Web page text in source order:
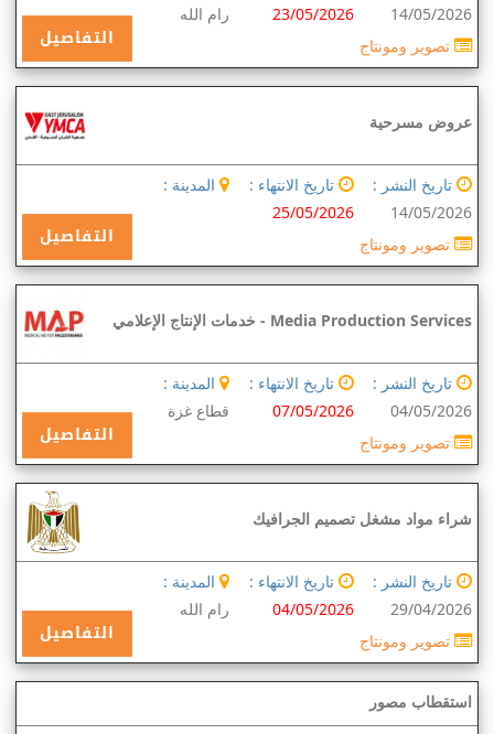
14/05/2026
23/05/2026
رام الله
التفاصيل تصوير ومونتاج
عروض مسرحية
تاريخ النشر :
14/05/2026
تاريخ الانتهاء :
25/05/2026
المدينة :
التفاصيل تصوير ومونتاج
Media Production Services - خدمات الإنتاج الإعلامي
تاريخ النشر :
04/05/2026
تاريخ الانتهاء :
07/05/2026
المدينة :
قطاع غزة
التفاصيل تصوير ومونتاج
شراء مواد مشغل تصميم الجرافيك
تاريخ النشر :
29/04/2026
تاريخ الانتهاء :
04/05/2026
المدينة :
رام الله
التفاصيل تصوير ومونتاج
استقطاب مصور